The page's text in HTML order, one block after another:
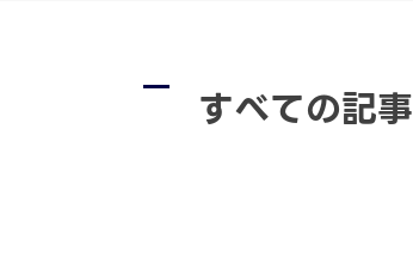
すべての記事